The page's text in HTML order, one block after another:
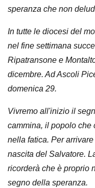
speranza che non
In tutte le diocesi del
nel fine settimana
Ripatransone e
dicembre. Ad Ascoli
domenica 29.
Vivremo all'inizio il
cammina, il popolo che
nella fatica. Per
nascita del Salvatore.
ricorderà che è proprio
segno della speranza.